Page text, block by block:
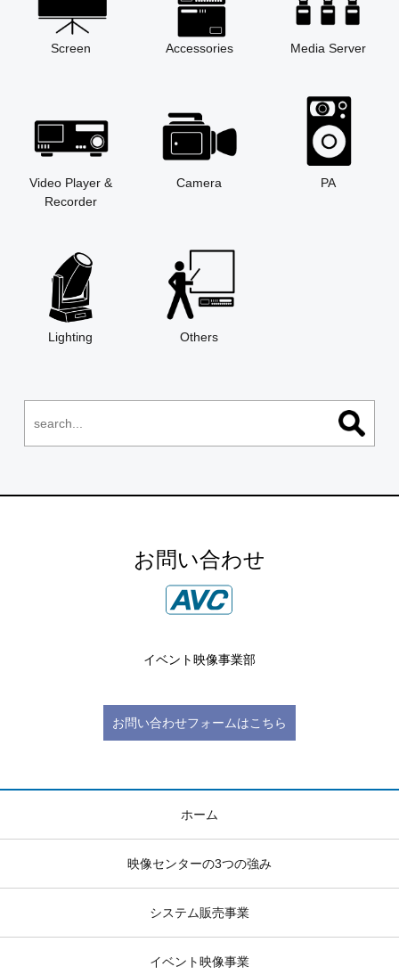
Screen Accessories Media Server
Video Player &
Recorder
Camera PA
Lighting Others
お問い合わせ
イベント映像事業部
お問い合わせフォームはこちら
ホーム
映像センターの3つの強み
システム販売事業
イベント映像事業